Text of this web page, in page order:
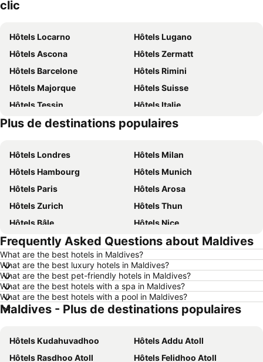
clic
Hôtels Locarno
Hôtels Lugano
Hôtels Ascona
Hôtels Zermatt
Hôtels Barcelone
Hôtels Rimini
Hôtels Majorque
Hôtels Suisse
Hôtels Tessin
Hôtels Italie
Hôtels Sardaigne
Hôtels Davos
Plus de destinations populaires
Hôtels Londres
Hôtels Milan
Hôtels Hambourg
Hôtels Munich
Hôtels Paris
Hôtels Arosa
Hôtels Zurich
Hôtels Thun
Hôtels Bâle
Hôtels Nice
Hôtels Lucerne
Hôtels Copenhague
Hôtels Rome
Hôtels St Moritz
Hôtels Palma
Hôtels Pontresina
Hôtels Annecy
Hôtels Berne
Hôtels Amsterdam
Hôtels Lac de Garde
Hôtels Ibiza
Hôtels Grisons
Hôtels Tyrol du Sud
Hôtels Ligurie
Frequently Asked Questions about Maldives
What are the best hotels in Maldives?
What are the best luxury hotels in Maldives?
What are the best pet-friendly hotels in Maldives?
What are the best hotels with a spa in Maldives?
What are the best hotels with a pool in Maldives?
Maldives - Plus de destinations populaires
Hôtels Kudahuvadhoo
Hôtels Addu Atoll
Hôtels Rasdhoo Atoll
Hôtels Felidhoo Atoll